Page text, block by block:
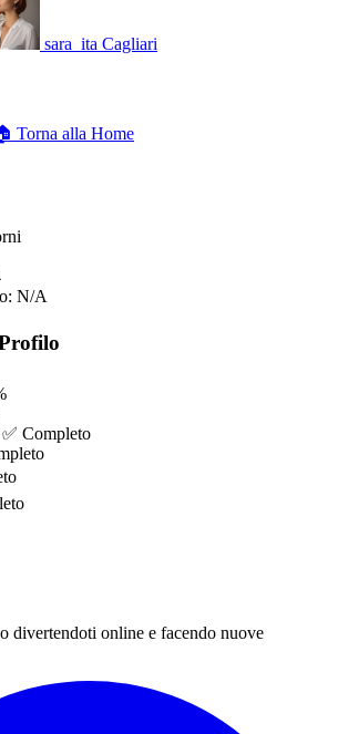
sara_ita Cagliari
Torna alla Home
N/A
✅ Completo
divertendoti online e facendo nuove